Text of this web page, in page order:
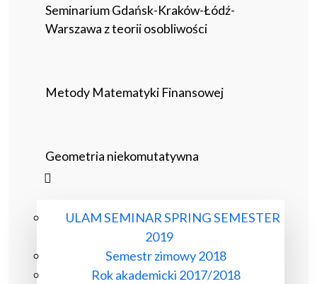
Seminarium Gdańsk-Kraków-Łódź-
Warszawa z teorii osobliwości
Metody Matematyki Finansowej
Geometria niekomutatywna
ULAM SEMINAR SPRING SEMESTER
2019
Semestr zimowy 2018
Rok akademicki 2017/2018